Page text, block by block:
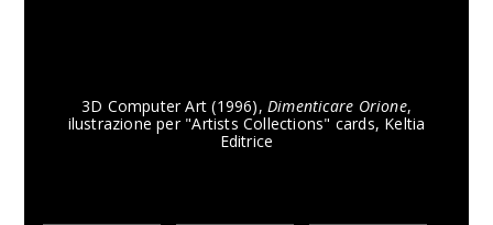
3D Computer Art (1996),Dimenticare Orione,
ilustrazione per "Artists Collections" cards, Keltia
Editrice